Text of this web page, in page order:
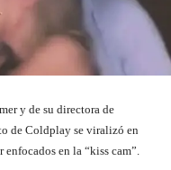
y de su directora de
de Coldplay se viralizó en
en la “kiss cam”.